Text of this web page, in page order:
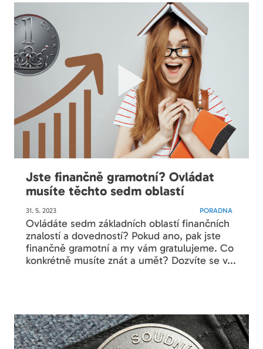
Jste finančně gramotní? Ovládat
musíte těchto sedm oblastí
31. 5. 2023 PORADNA
Ovládáte sedm základních oblastí finančních
znalostí a dovedností? Pokud ano, pak jste
finančně gramotní a my vám gratulujeme. Co
konkrétně musíte znát a umět? Dozvíte se v...